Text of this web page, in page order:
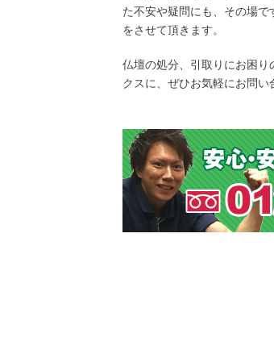
た不安や疑問にも、その場
をさせて頂きます。
仏壇の処分、引取りにお困
クスに、ぜひお気軽にお問い